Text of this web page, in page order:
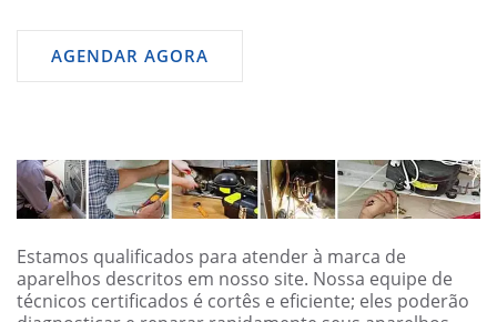
AGENDAR AGORA
Estamos qualificados para atender à marca de
aparelhos descritos em nosso site. Nossa equipe de
técnicos certificados é cortês e eficiente; eles poderão